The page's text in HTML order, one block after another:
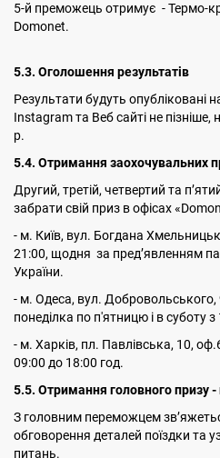
5-й преможець отримує - Термо-
Domonet.
5.3. Оголошення результатів
Результати будуть опубліковані
Instagram та Веб сайті не пізніше,
р.
5.4. Отримання заохочувальних
Другий, третій, четвертий та
забрати свій приз в офісах
- м. Київ, вул. Богдана
21:00, щодня за пред’явленням
України.
- м. Одеса, вул. Добровольського,
понеділка по п'ятницю і в суботу
- м. Харків, пл. Павлівська, 10,
09:00 до 18:00 год.
5.5. Отримання головного призу -
З головним переможцем
обговорення деталей поїздки та
питань.